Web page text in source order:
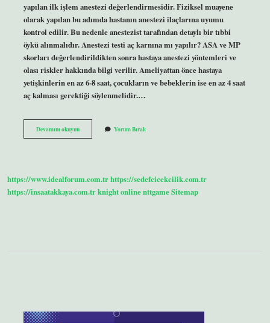
yapılan ilk işlem anestezi değerlendirmesidir. Fiziksel muayene
olarak yapılan bu adımda hastanın anestezi ilaçlarına uyumu
kontrol edilir. Bu nedenle anestezist tarafından detaylı bir tıbbi
öykü alınmalıdır. Anestezi testi aç karnına mı yapılır? ASA ve MP
skorları değerlendirildikten sonra hastaya anestezi yöntemleri ve
olası riskler hakkında bilgi verilir. Ameliyattan önce hastaya
yetişkinlerin en az 6-8 saat, çocukların ve bebeklerin ise en az 4 saat
aç kalması gerektiği söylenmelidir.…
Devamını okuyunAnestezi
Testi
Yorum Bırak
https://www.idealforum.com.trhttps://sedefcicekcilik.com.tr
https://insaatakkaya.com.trknight onlinenttgameSitemap